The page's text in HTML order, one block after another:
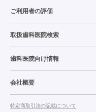
ご利用者の評価
取扱歯科医院検索
歯科医院向け情報
会社概要
特定商取引法の記載について